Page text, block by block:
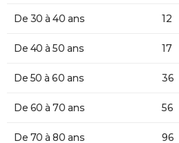
De 30 à 40 ans 12
De 40 à 50 ans 17
De 50 à 60 ans 36
De 60 à 70 ans 56
De 70 à 80 ans 96